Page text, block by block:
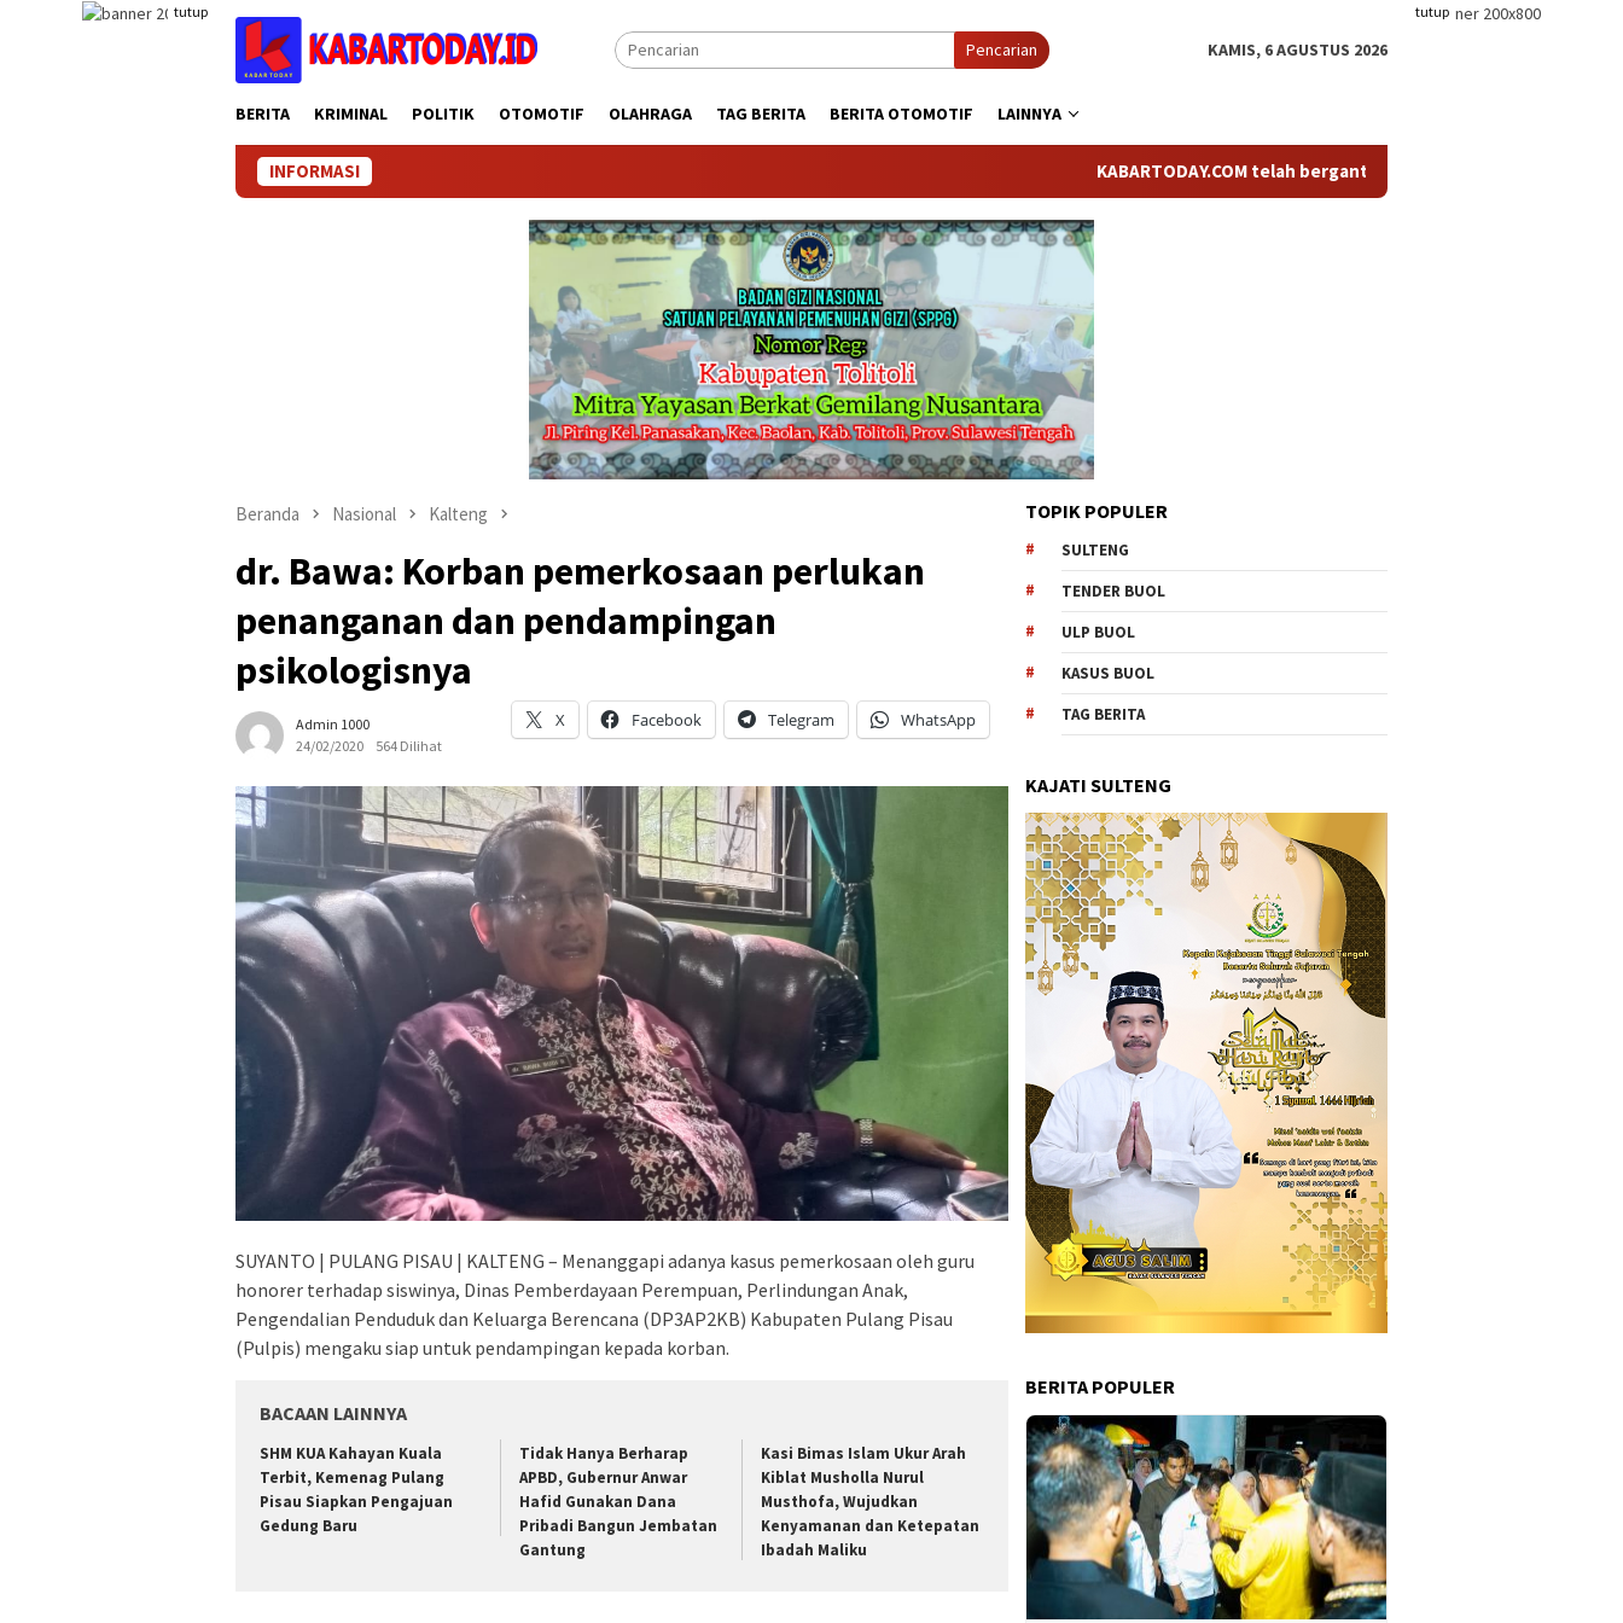
tutup tutup
Pencarian KAMIS, 6 AGUSTUS 2026
BERITA KRIMINAL POLITIK OTOMOTIF OLAHRAGA TAG BERITA BERITA OTOMOTIF LAINNYA
INFORMASI KABARTODAY.COM telah berganti nama menjadi KABARTODAY.ID.
Beranda Nasional Kalteng
dr. Bawa: Korban pemerkosaan perlukan
penanganan dan pendampingan
psikologisnya
Admin 1000
24/02/2020
564 Dilihat
X Facebook Telegram WhatsApp
SUYANTO | PULANG PISAU | KALTENG – Menanggapi adanya kasus pemerkosaan oleh guru
honorer terhadap siswinya, Dinas Pemberdayaan Perempuan, Perlindungan Anak,
Pengendalian Penduduk dan Keluarga Berencana (DP3AP2KB) Kabupaten Pulang Pisau
(Pulpis) mengaku siap untuk pendampingan kepada korban.
BACAAN LAINNYA
SHM KUA Kahayan Kuala
Terbit, Kemenag Pulang
Pisau Siapkan Pengajuan
Gedung Baru
Tidak Hanya Berharap
APBD, Gubernur Anwar
Hafid Gunakan Dana
Pribadi Bangun Jembatan
Gantung
Kasi Bimas Islam Ukur Arah
Kiblat Musholla Nurul
Musthofa, Wujudkan
Kenyamanan dan Ketepatan
Ibadah Maliku
TOPIK POPULER
SULTENG
TENDER BUOL
ULP BUOL
KASUS BUOL
TAG BERITA
KAJATI SULTENG
BERITA POPULER